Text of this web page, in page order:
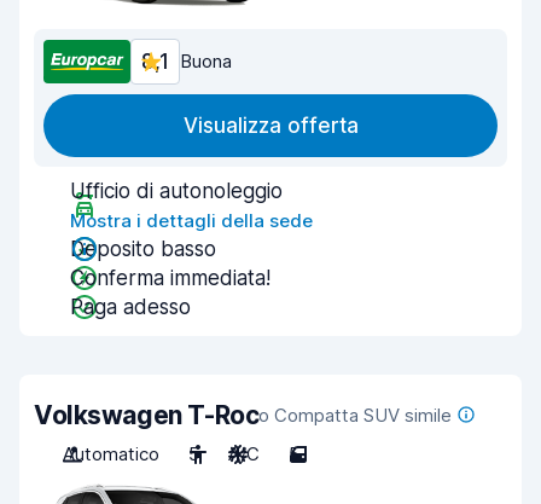
8,1 Buona
Visualizza offerta
Ufficio di autonoleggio
Mostra i dettagli della sede
Deposito basso
Conferma immediata!
Paga adesso
Volkswagen T-Roco Compatta SUV simile
Automatico
5 A/C 5